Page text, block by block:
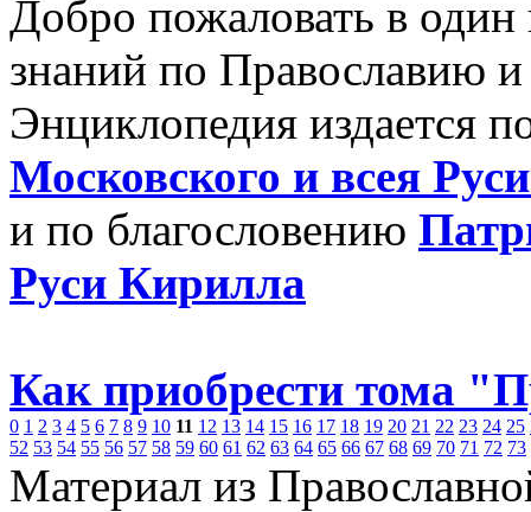
Добро пожаловать в
знаний по Православию
Энциклопедия издается
Московского и всея
и по благословению
Руси Кирилла
Как приобрести тома
0 1 2 3 4 5 6 7 8 9 10 11 12 13 14 15 16 17 18 19 20 21 22 23 24 25
52 53 54 55 56 57 58 59 60 61 62 63 64 65 66 67 68 69 70 71 72 73
Материал из